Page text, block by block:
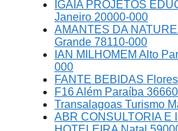
IGAIA PROJETOS
Janeiro 20000-000
AMANTES DA
Grande 78110-000
IAN MILHOMEM Alto
000
FANTE BEBIDAS
F16 Além Paraíba
Transalagoas Turismo
ABR CONSULTORIA E